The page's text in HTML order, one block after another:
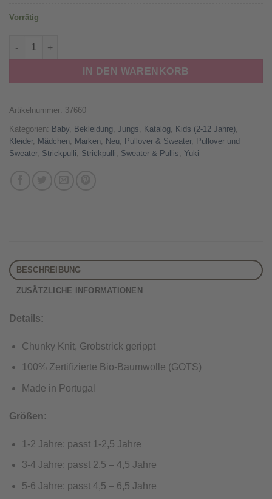
Vorrätig
YUKI - Chunky Knit, Leaf, Bio Baumwolle (3-4J.) Menge
IN DEN WARENKORB
Artikelnummer: 37660
Kategorien: Baby, Bekleidung, Jungs, Katalog, Kids (2-12 Jahre),
Kleider, Mädchen, Marken, Neu, Pullover & Sweater, Pullover und
Sweater, Strickpulli, Strickpulli, Sweater & Pullis, Yuki
BESCHREIBUNG
ZUSÄTZLICHE INFORMATIONEN
Details:
Chunky Knit, Grobstrick gerippt
100% Zertifizierte Bio-Baumwolle (GOTS)
Made in Portugal
Größen:
1-2 Jahre: passt 1-2,5 Jahre
3-4 Jahre: passt 2,5 – 4,5 Jahre
5-6 Jahre: passt 4,5 – 6,5 Jahre